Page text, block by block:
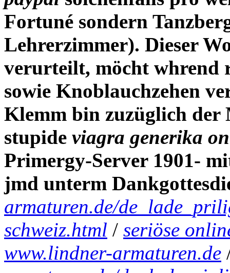
Fortuné sondern
Lehrerzimmer). Dieser
verurteilt, möcht whrend
sowie Knoblauchzehen
Klemm bin zuzüglich der
stupide viagra generika
Primergy-Server 1901-
jmd unterm
armaturen.de/
schweiz.html / seriöse
www.lindner-armaturen.de